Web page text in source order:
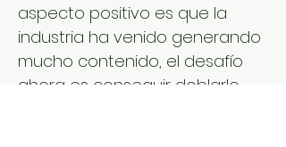
aspecto positivo es que la
industria ha venido generando
mucho contenido, el desafío
ahora es conseguir doblarlo